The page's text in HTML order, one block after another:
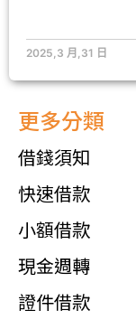
更多分類
借錢須知
快速借款
小額借款
現金週轉
證件借款
2025,3 月,31 日